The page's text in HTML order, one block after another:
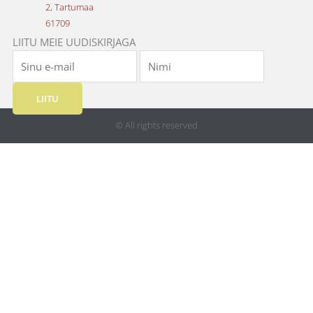
2, Tartumaa
61709
LIITU MEIE UUDISKIRJAGA
LIITU
© All rights reserved